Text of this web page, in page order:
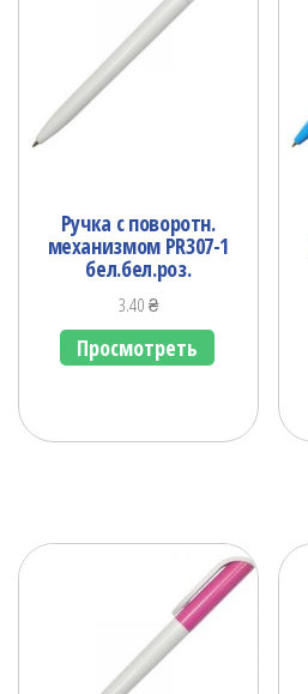
Ручка с поворотн.
механизмом PR307-1
бел.бел.роз.
3.40₴
Просмотреть